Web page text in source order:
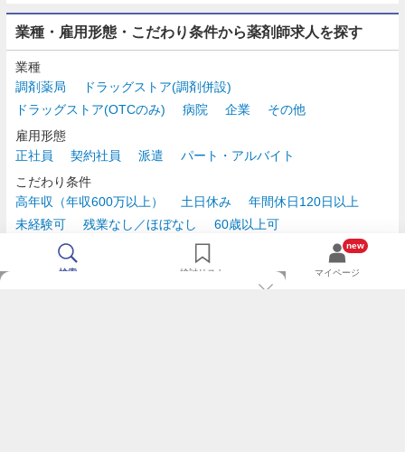
業種・雇用形態・こだわり条件から薬剤師求人を探す
業種
調剤薬局
ドラッグストア(調剤併設)
ドラッグストア(OTCのみ)
病院 企業
その他
雇用形態
正社員
契約社員 派遣
パート・アルバイト
こだわり条件
高年収（年収600万以上）
土日休み
年間休日120日以上
未経験可
残業なし／ほぼなし
60歳以上可
時給2,500円以上
検索 検討リスト
new
マイページ